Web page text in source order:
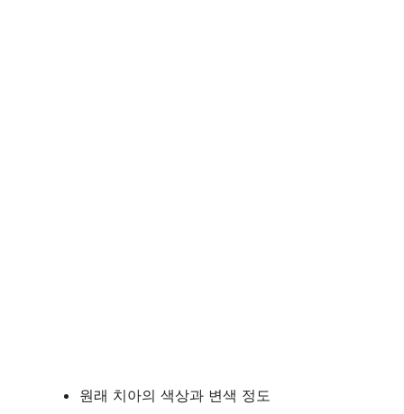
원래 치아의 색상과 변색 정도